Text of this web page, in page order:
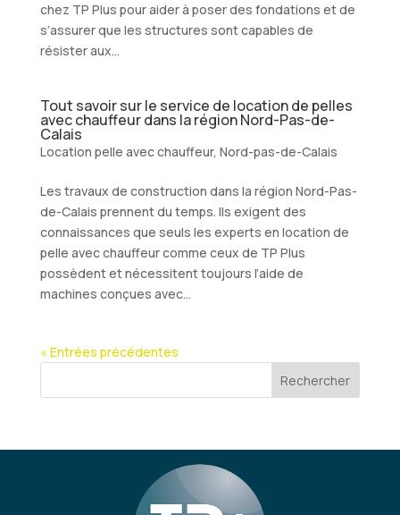
chez TP Plus pour aider à poser des fondations et de
s’assurer que les structures sont capables de
résister aux...
Tout savoir sur le service de location de pelles
avec chauffeur dans la région Nord-Pas-de-
Calais
Location pelle avec chauffeur, Nord-pas-de-Calais
Les travaux de construction dans la région Nord-Pas-
de-Calais prennent du temps. Ils exigent des
connaissances que seuls les experts en location de
pelle avec chauffeur comme ceux de TP Plus
possèdent et nécessitent toujours l’aide de
machines conçues avec...
« Entrées précédentes